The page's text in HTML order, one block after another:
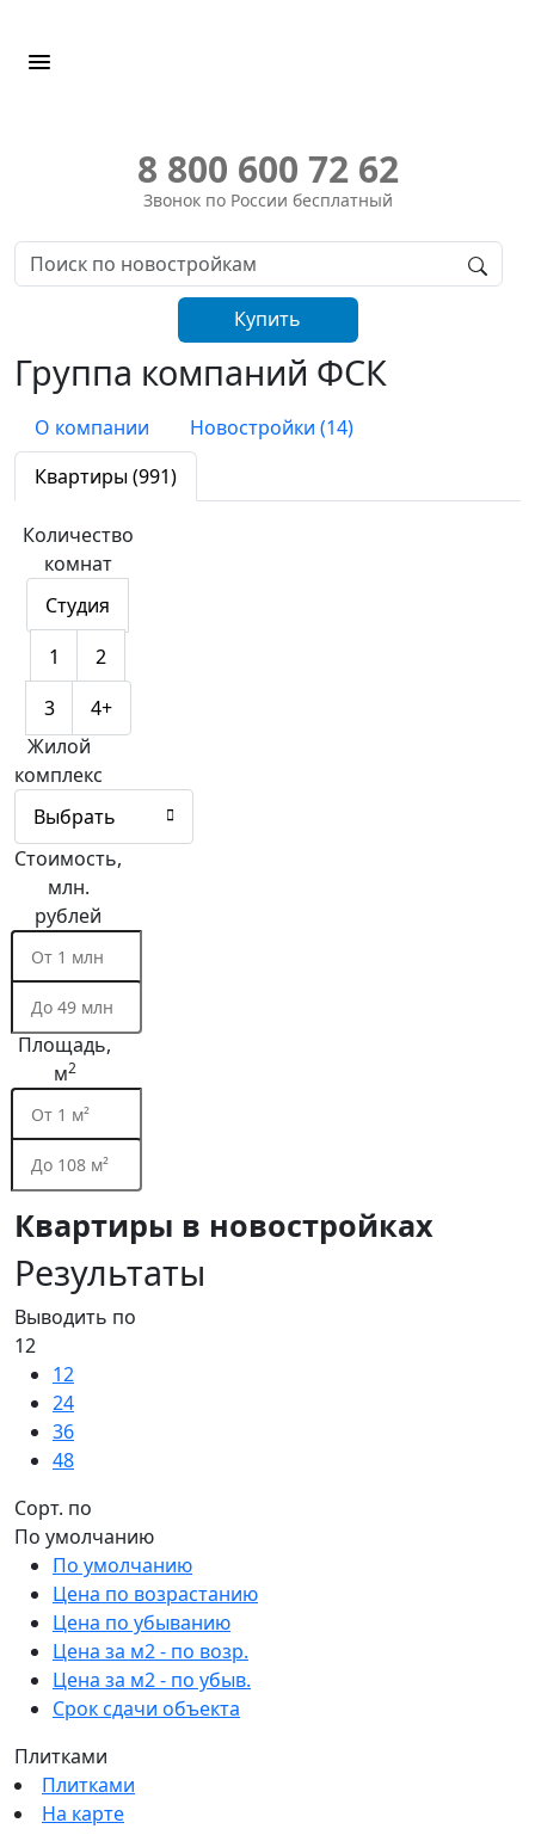
8 800 600 72 62
Звонок по России бесплатный
Купить
квартиру
Группа компаний ФСК
О компании
Новостройки (14)
Квартиры (991)
Количество
комнат
Жилой
комплекс
Выбрать
Стоимость,
млн.
рублей
Площадь,
м2
Квартиры в новостройках
Результаты
Выводить по
12
12
24
36
48
Сорт. по
По умолчанию
По умолчанию
Цена по возрастанию
Цена по убыванию
Цена за м2 - по возр.
Цена за м2 - по убыв.
Срок сдачи объекта
Плитками
Плитками
На карте